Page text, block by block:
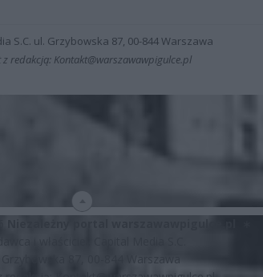
S.C. ul. Grzybowska 87, 00-844 Warszawa
z redakcją: Kontakt@warszawawpigulce.pl
Grzybowska 87, 00-844 Warszawa